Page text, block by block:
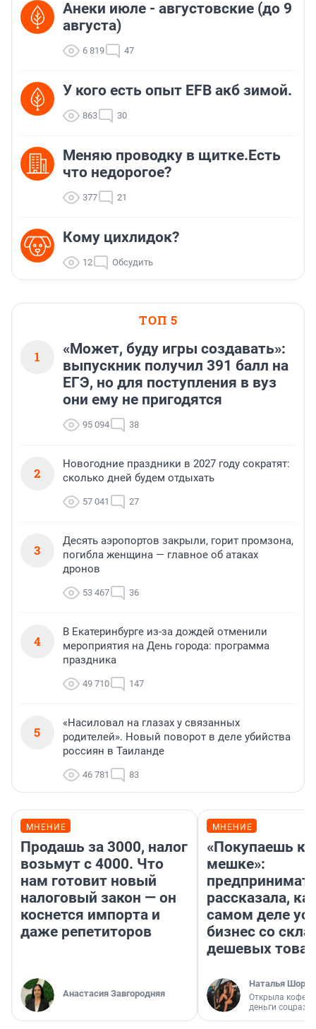
Анеки июле - августовские (до 9
августа)
6 819 47
У кого есть опыт EFB акб зимой.
863 30
Меняю проводку в щитке.Есть
что недорогое?
377 21
Кому цихлидок?
12 Обсудить
ТОП 5
1
«Может, буду игры создавать»:
выпускник получил 391 балл на
ЕГЭ, но для поступления в вуз
они ему не пригодятся
95 094 38
2
Новогодние праздники в 2027 году сократят:
сколько дней будем отдыхать
57 041 27
3
Десять аэропортов закрыли, горит промзона,
погибла женщина — главное об атаках
дронов
53 467 36
4
В Екатеринбурге из-за дождей отменили
мероприятия на День города: программа
праздника
49 710 147
5
«Насиловал на глазах у связанных
родителей». Новый поворот в деле убийства
россиян в Таиланде
46 781 83
МНЕНИЕ
Продашь за 3000, налог
возьмут с 4000. Что
нам готовит новый
налоговый закон — он
коснется импорта и
даже репетиторов
Анастасия Завгородняя
МНЕНИЕ
«Покупаешь
мешке»:
рассказала,
самом деле
бизнес со
дешевых
Наталья
Открыла
деньги